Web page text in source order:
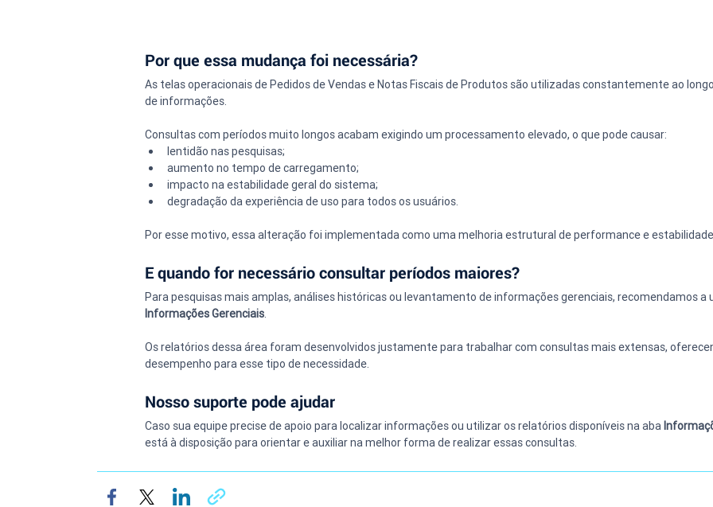
Por que essa mudança foi necessária?
As telas operacionais de Pedidos de Vendas e Notas Fiscais de Produtos são utilizadas constantemente ao
de informações.
Consultas com períodos muito longos acabam exigindo um processamento elevado, o que pode causar:
lentidão nas pesquisas;
aumento no tempo de carregamento;
impacto na estabilidade geral do sistema;
degradação da experiência de uso para todos os usuários.
Por esse motivo, essa alteração foi implementada como uma melhoria estrutural de performance e
E quando for necessário consultar períodos maiores?
Para pesquisas mais amplas, análises históricas ou levantamento de informações gerenciais, recomendamos a
Informações Gerenciais.
Os relatórios dessa área foram desenvolvidos justamente para trabalhar com consultas mais extensas,
desempenho para esse tipo de necessidade.
Nosso suporte pode ajudar
Caso sua equipe precise de apoio para localizar informações ou utilizar os relatórios disponíveis na aba
está à disposição para orientar e auxiliar na melhor forma de realizar essas consultas.